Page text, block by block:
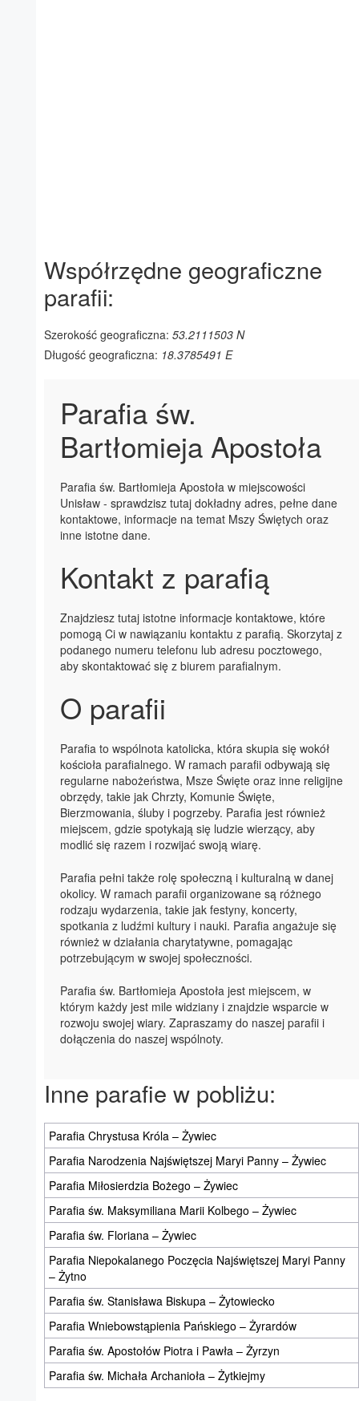
Współrzędne geograficzne
parafii:
Szerokość geograficzna: 53.2111503 N
Długość geograficzna: 18.3785491 E
Parafia św.
Bartłomieja Apostoła
Parafia św. Bartłomieja Apostoła w miejscowości
Unisław - sprawdzisz tutaj dokładny adres, pełne dane
kontaktowe, informacje na temat Mszy Świętych oraz
inne istotne dane.
Kontakt z parafią
Znajdziesz tutaj istotne informacje kontaktowe, które
pomogą Ci w nawiązaniu kontaktu z parafią. Skorzytaj z
podanego numeru telefonu lub adresu pocztowego,
aby skontaktować się z biurem parafialnym.
O parafii
Parafia to wspólnota katolicka, która skupia się wokół
kościoła parafialnego. W ramach parafii odbywają się
regularne nabożeństwa, Msze Święte oraz inne religijne
obrzędy, takie jak Chrzty, Komunie Święte,
Bierzmowania, śluby i pogrzeby. Parafia jest również
miejscem, gdzie spotykają się ludzie wierzący, aby
modlić się razem i rozwijać swoją wiarę.
Parafia pełni także rolę społeczną i kulturalną w danej
okolicy. W ramach parafii organizowane są różnego
rodzaju wydarzenia, takie jak festyny, koncerty,
spotkania z ludźmi kultury i nauki. Parafia angażuje się
również w działania charytatywne, pomagając
potrzebującym w swojej społeczności.
Parafia św. Bartłomieja Apostoła jest miejscem, w
którym każdy jest mile widziany i znajdzie wsparcie w
rozwoju swojej wiary. Zapraszamy do naszej parafii i
dołączenia do naszej wspólnoty.
Inne parafie w pobliżu:
Parafia Chrystusa Króla – Żywiec
Parafia Narodzenia Najświętszej Maryi Panny – Żywiec
Parafia Miłosierdzia Bożego – Żywiec
Parafia św. Maksymiliana Marii Kolbego – Żywiec
Parafia św. Floriana – Żywiec
Parafia Niepokalanego Poczęcia Najświętszej Maryi Panny
– Żytno
Parafia św. Stanisława Biskupa – Żytowiecko
Parafia Wniebowstąpienia Pańskiego – Żyrardów
Parafia św. Apostołów Piotra i Pawła – Żyrzyn
Parafia św. Michała Archanioła – Żytkiejmy